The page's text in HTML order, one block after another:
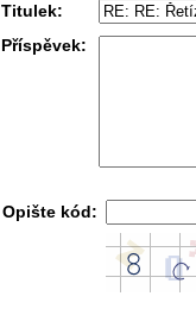
Titulek:
Příspěvek:
Opište kód: